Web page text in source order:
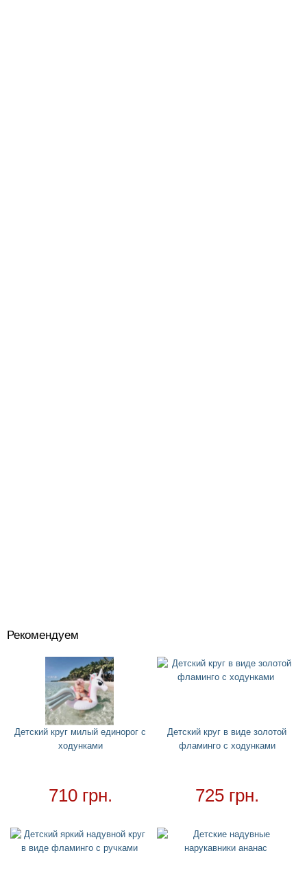
Костюмы
Головные уборы
Водный спорт
Круги
+
Необычные надувные круги
Надувные жилеты
Огромные надувные звери
Пледы
Рекомендуем
Детский круг милый единорог с
ходунками
710 грн.
Детский круг в виде золотой
фламинго с ходунками
725 грн.